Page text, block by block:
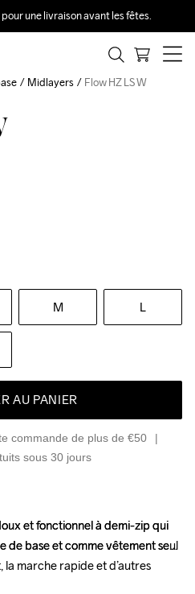
une livraison avant les fêtes.
M L
AU PANIER
commande de plus de €50
sous 30 jours
Midlayers Flow HZ LS W
et fonctionnel à demi-zip qui
de base et comme vêtement seul
la marche rapide et d’autres
et fonctionnel à demi-zip qui
de base et comme vêtement seul
la marche rapide et d’autres